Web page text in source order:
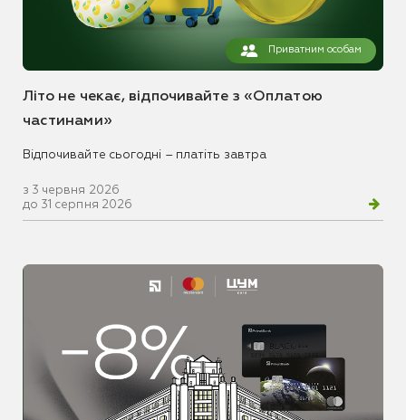
Приватним особам
Літо не чекає, відпочивайте з «Оплатою
частинами»
Відпочивайте сьогодні – платіть завтра
з 3 червня 2026
до 31 серпня 2026